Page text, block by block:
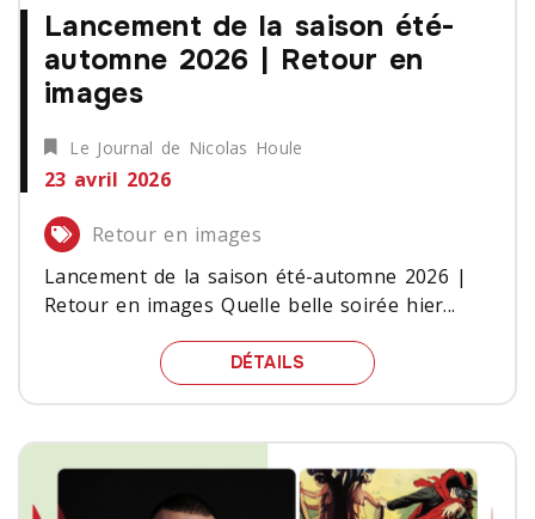
Lancement de la saison été-
automne 2026 | Retour en
images
Le Journal de Nicolas Houle
23 avril 2026
Retour en images
Lancement de la saison été-automne 2026 |
Retour en images Quelle belle soirée hier...
DÉTAILS LANCEMENT DE LA